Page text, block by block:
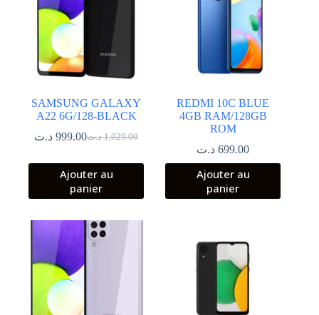
SAMSUNG GALAXY
A22 6G/128-BLACK
1,029.00 د.ت
Le
initial
était :
999.00 د.ت
Le
actuel
est :
Ajouter au
panier
REDMI 10C BLUE
4GB RAM/128GB
ROM
699.00 د.ت
Ajouter au
panier